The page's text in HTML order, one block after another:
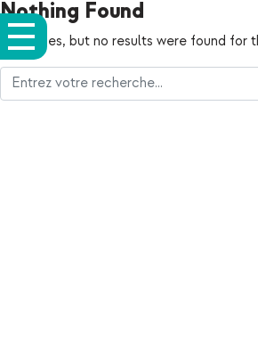
Nothing Found
Apologies, but no results were found for